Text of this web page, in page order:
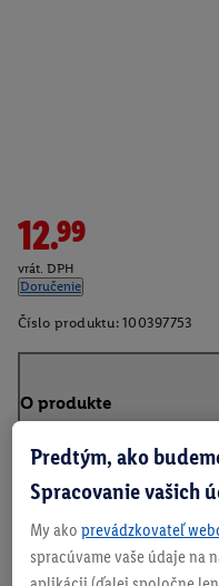
12.99
vrát. DPH
Doručenie
Číslo produktu: 100397753
O produkte
Predtým, ako
Spracovanie vašich
My ako prevádzkovateľ
spracúvame vaše údaje na